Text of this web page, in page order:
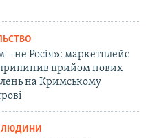
– не Росія»: маркетплейс
прийом нових
на Кримському
ЛЮДИНИ